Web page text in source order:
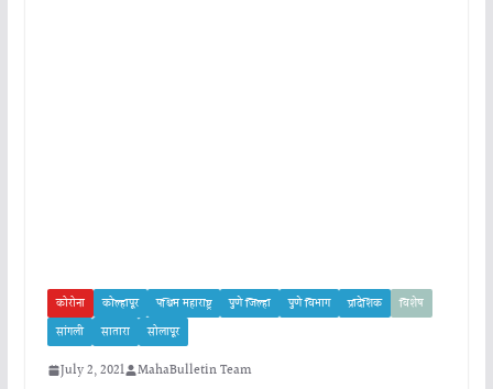
कोरोना कोल्हापूर पश्चिम महाराष्ट्र पुणे जिल्हा पुणे विभाग प्रादेशिक
विशेष
सांगली
सातारा सोलापूर
July 2, 2021 MahaBulletin Team